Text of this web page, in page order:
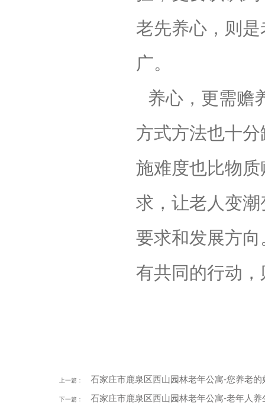
老先养心，则
广。
养心，更需赡
方式方法也十
施难度也比物
求，让老人变
要求和发展方
有共同的行动
上一篇： 石家庄市鹿泉区西山园林老年公寓-您养老的
下一篇： 石家庄市鹿泉区西山园林老年公寓-老年人养